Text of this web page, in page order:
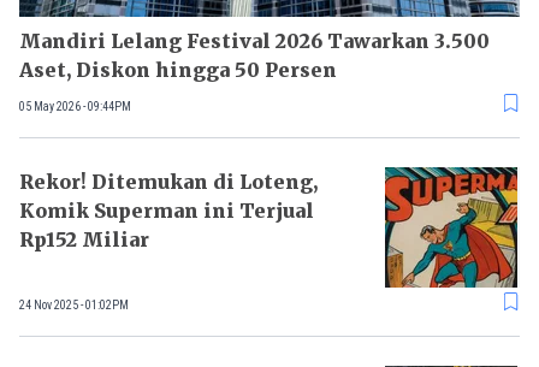
Mandiri Lelang Festival 2026 Tawarkan 3.500
Aset, Diskon hingga 50 Persen
05 May 2026 - 09:44PM
Rekor! Ditemukan di Loteng,
Komik Superman ini Terjual
Rp152 Miliar
24 Nov 2025 - 01:02PM